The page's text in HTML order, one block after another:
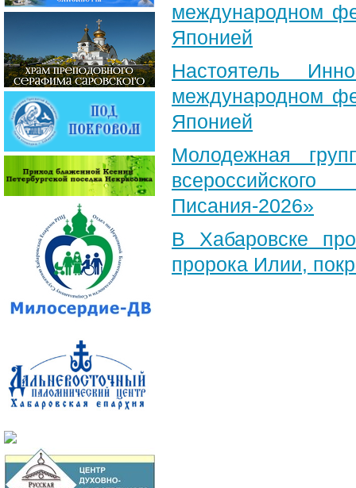
международном
Японией
Настоятель
международном
Японией
Молодежная
Писания-2026»
В Хабаровске
пророка Илии,